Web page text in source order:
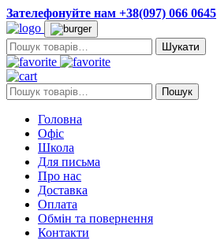
Зателефонуйте нам +38(097) 066 0645
Пошук:
Пошук: Пошук
Головна
Офіс
Школа
Для письма
Про нас
Доставка
Оплата
Обмін та повернення
Контакти